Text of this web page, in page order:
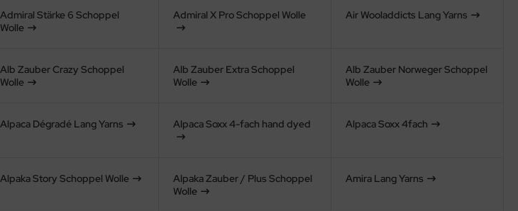
Admiral Stärke 6 Schoppel
Wolle
Admiral X Pro Schoppel Wolle Air Wooladdicts Lang Yarns
Alb Zauber Crazy Schoppel
Wolle
Alb Zauber Extra Schoppel
Wolle
Alb Zauber Norweger Schoppel
Wolle
Alpaca Dégradé Lang Yarns Alpaca Soxx 4-fach hand dyed Alpaca Soxx 4fach
Alpaka Story Schoppel Wolle
Alpaka Zauber / Plus Schoppel
Wolle
Amira Lang Yarns